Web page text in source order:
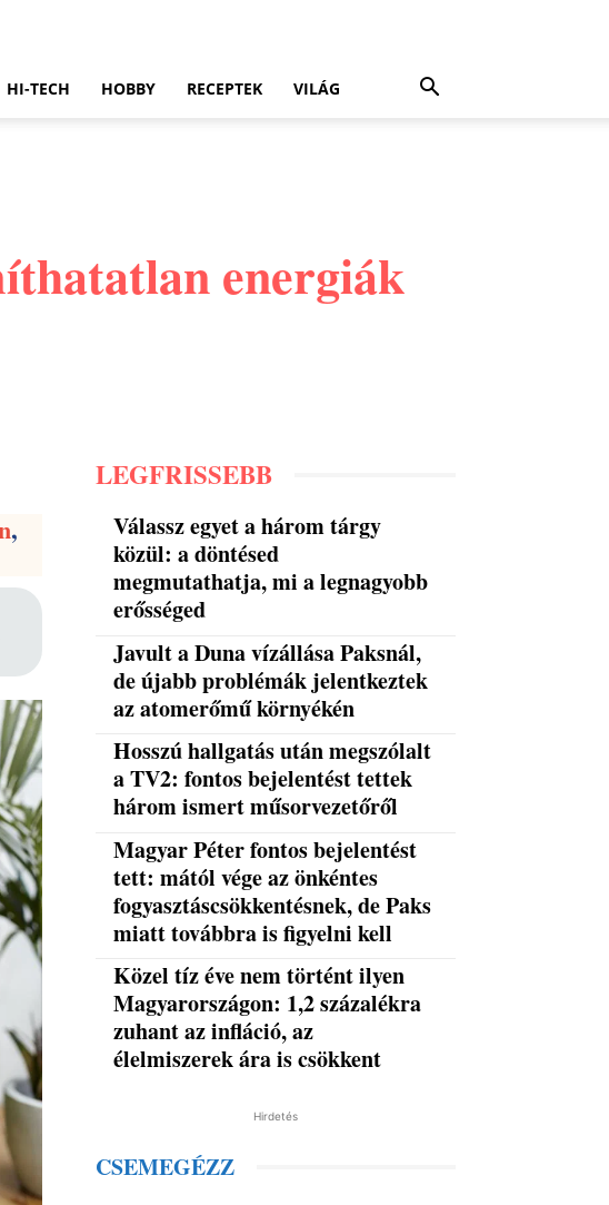
HI-TECH HOBBY RECEPTEK VILÁG
energiák
,
LEGFRISSEBB
Válassz egyet a három tárgy
közül: a döntésed
megmutathatja, mi a legnagyobb
erősséged
Javult a Duna vízállása Paksnál,
de újabb problémák jelentkeztek
az atomerőmű környékén
Hosszú hallgatás után megszólalt
a TV2: fontos bejelentést tettek
három ismert műsorvezetőről
Magyar Péter fontos bejelentést
tett: mától vége az önkéntes
fogyasztáscsökkentésnek, de Paks
miatt továbbra is figyelni kell
Közel tíz éve nem történt ilyen
Magyarországon: 1,2 százalékra
zuhant az infláció, az
élelmiszerek ára is csökkent
Hirdetés
CSEMEGÉZZ